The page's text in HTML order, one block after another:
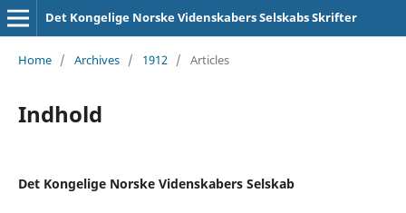
Det Kongelige Norske Videnskabers Selskabs Skrifter
Home / Archives / 1912 / Articles
Indhold
Det Kongelige Norske Videnskabers Selskab